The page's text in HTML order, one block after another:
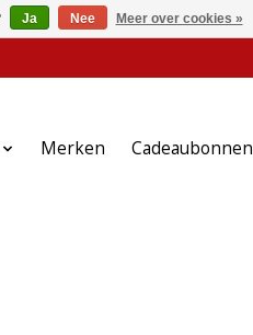
Merken Cadeaubonnen
Ja Nee Meer over cookies »